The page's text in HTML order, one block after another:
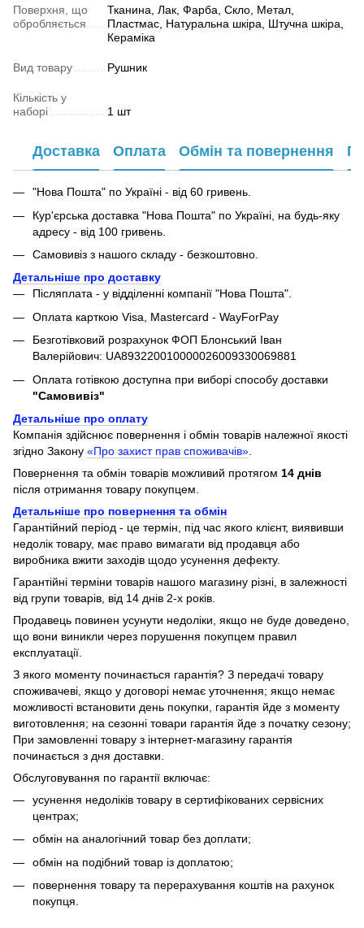
Поверхня, що
обробляється
Тканина, Лак, Фарба, Скло, Метал,
Пластмас, Натуральна шкіра, Штучна шкіра,
Кераміка
Вид товару Рушник
Кількість у
наборі
1 шт
Доставка Оплата Обмін та повернення
"Нова Пошта" по Україні - від 60 гривень.
Кур'єрська доставка "Нова Пошта" по Україні, на будь-яку
адресу - від 100 гривень.
Самовивіз з нашого складу - безкоштовно.
Детальніше про доставку
Післяплата - у відділенні компанії "Нова Пошта".
Оплата карткою Visa, Mastercard - WayForPay
Безготівковий розрахунок ФОП Блонський Іван
Валерійович: UA893220010000026009330069881
Оплата готівкою доступна при виборі способу доставки
"Самовивіз"
Детальніше про оплату
Компанія здійснює повернення і обмін товарів належної якості
згідно Закону «Про захист прав споживачів»
Повернення та обмін товарів можливий протягом 14 днів
після отримання товару покупцем.
Детальніше про повернення та обмін
Гарантійний період - це термін, під час якого клієнт, виявивши
недолік товару, має право вимагати від продавця або
виробника вжити заходів щодо усунення дефекту.
Гарантійні терміни товарів нашого магазину різні, в залежності
від групи товарів, від 14 днів 2-х років.
Продавець повинен усунути недоліки, якщо не буде доведено,
що вони виникли через порушення покупцем правил
експлуатації.
З якого моменту починається гарантія? З передачі товару
споживачеві, якщо у договорі немає уточнення; якщо немає
можливості встановити день покупки, гарантія йде з моменту
виготовлення; на сезонні товари гарантія йде з початку сезону;
При замовленні товару з інтернет-магазину гарантія
починається з дня доставки.
Обслуговування по гарантії включає:
усунення недоліків товару в сертифікованих сервісних
центрах;
обмін на аналогічний товар без доплати;
обмін на подібний товар із доплатою;
повернення товару та перерахування коштів на рахунок
покупця.